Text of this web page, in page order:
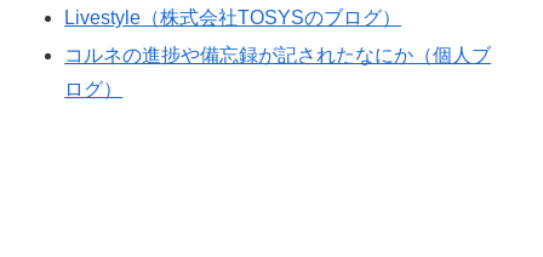
Livestyle（株式会社TOSYSのブログ）
コルネの進捗や備忘録が記されたなにか（個人ブ
ログ）